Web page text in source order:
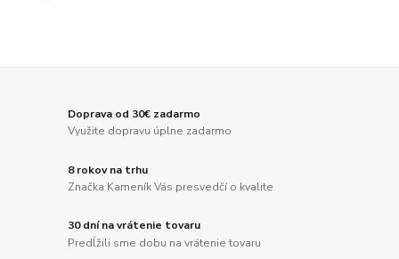
Doprava od 30€ zadarmo
Využite dopravu úplne zadarmo
8 rokov na trhu
Značka Kameník Vás presvedčí o kvalite
30 dní na vrátenie tovaru
Predĺžili sme dobu na vrátenie tovaru